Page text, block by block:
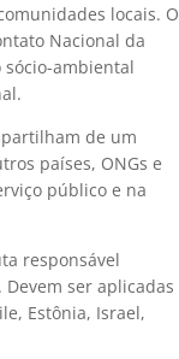
locais. O
Nacional da
sócio-ambiental
de um
países, ONGs e
público e na
responsável
ser aplicadas
Estônia, Israel,